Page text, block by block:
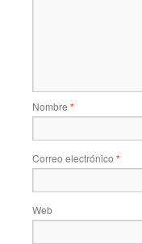
Nombre *
Correo electrónico *
Web